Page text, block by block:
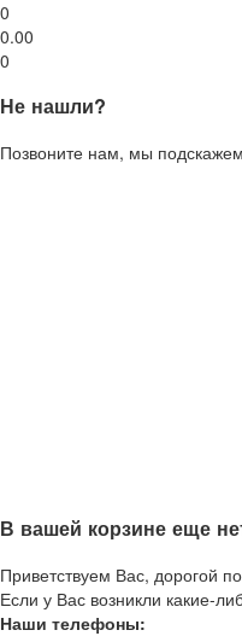
0
0.00
0
Не нашли?
Позвоните нам, мы подскажем
В вашей корзине еще
Приветствуем Вас, дорогой
Если у Вас возникли какие-
Наши телефоны: